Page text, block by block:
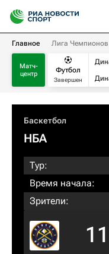
Главное Лига Чемпионов
Матч-
центр
Футбол
Завершен
Баскетбол
НБА
Тур:
Время начала:
Зрители: